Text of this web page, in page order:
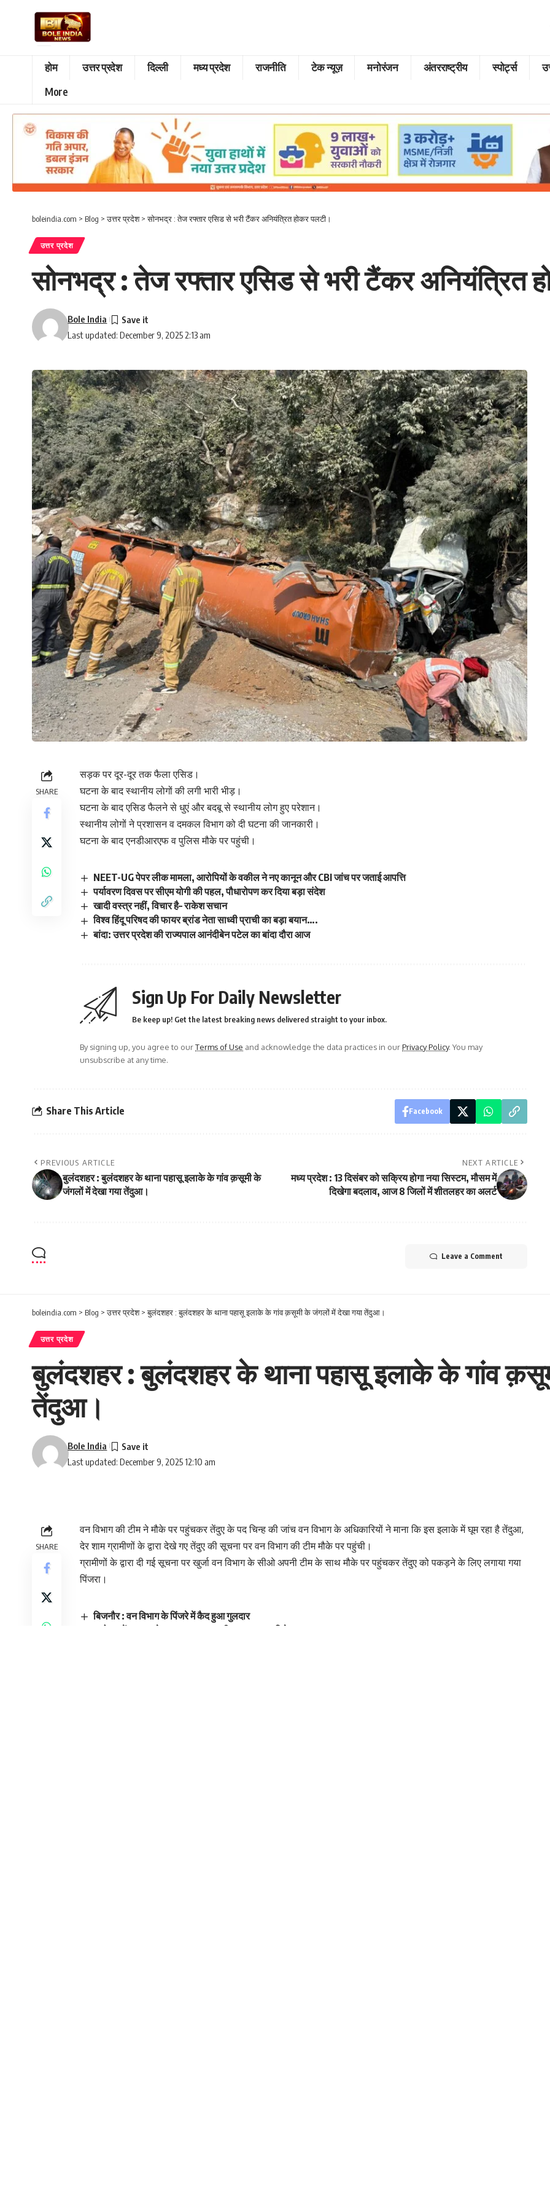
होम उत्तर प्रदेश दिल्ली मध्य प्रदेश राजनीति टेक न्यूज़ मनोरंजन अंतरराष्ट्रीय स्पोर्ट्स
More
boleindia.com > Blog >उत्तर प्रदेश>सोनभद्र : तेज रफ्तार एसिड से भरी टैंकर अनियंत्रित होकर पलटी।
उत्तर प्रदेश
सोनभद्र : तेज रफ्तार एसिड से भरी टैंकर अनियंत्रित
Last updated: December 9, 2025 2:13 am
Bole India
SHARE
सड़क पर दूर-दूर तक फैला एसिड।
घटना के बाद स्थानीय लोगों की लगी भारी भीड़।
घटना के बाद एसिड फैलने से धुएं और बदबू से स्थानीय लोग हुए परेशान।
स्थानीय लोगों ने प्रशासन व दमकल विभाग को दी घटना की जानकारी।
घटना के बाद एनडीआरएफ व पुलिस मौके पर पहुंची।
NEET-UG पेपर लीक मामला, आरोपियों के वकील ने नए कानून और CBI जांच पर जताई आपत्ति
पर्यावरण दिवस पर सीएम योगी की पहल, पौधारोपण कर दिया बड़ा संदेश
खादी वस्त्र नहीं, विचार है– राकेश सचान
विश्व हिंदू परिषद की फायर ब्रांड नेता साध्वी प्राची का बड़ा बयान….
बांदा: उत्तर प्रदेश की राज्यपाल आनंदीबेन पटेल का बांदा दौरा आज
Sign Up For Daily Newsletter
Be keep up! Get the latest breaking news delivered straight to your inbox.
By signing up, you agree to ourTerms of Use and acknowledge the data practices in ourPrivacy Policy. You may
unsubscribe at any time.
Share This Article Facebook
PREVIOUS ARTICLE
बुलंदशहर : बुलंदशहर के थाना पहासू इलाके के गांव क़सूमी के
जंगलों में देखा गया तेंदुआ।
NEXT ARTICLE
मध्य प्रदेश : 13 दिसंबर को सक्रिय होगा नया सिस्टम, मौसम में
दिखेगा बदलाव, आज 8 जिलों में शीतलहर का अलर्ट
Leave a Comment
boleindia.com > Blog >उत्तर प्रदेश>बुलंदशहर : बुलंदशहर के थाना पहासू इलाके के गांव क़सूमी के जंगलों में देखा गया तेंदुआ।
उत्तर प्रदेश
बुलंदशहर : बुलंदशहर के थाना पहासू इलाके के गांव
तेंदुआ।
Last updated: December 9, 2025 12:10 am
Bole India